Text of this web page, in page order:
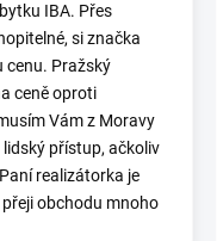
IBA. Přes
si značka
cenu. Pražský
ceně oproti
Vám z Moravy
přístup, ačkoliv
realizátorka je
obchodu mnoho